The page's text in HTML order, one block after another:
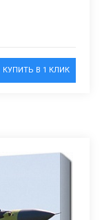
КУПИТЬ В 1 КЛИК